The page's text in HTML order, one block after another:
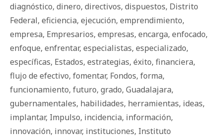
diagnóstico, dinero, directivos, dispuestos, Distrito
Federal, eficiencia, ejecución, emprendimiento,
empresa, Empresarios, empresas, encarga, enfocado,
enfoque, enfrentar, especialistas, especializado,
específicas, Estados, estrategias, éxito, financiera,
flujo de efectivo, fomentar, Fondos, forma,
funcionamiento, futuro, grado, Guadalajara,
gubernamentales, habilidades, herramientas, ideas,
implantar, Impulso, incidencia, información,
innovación, innovar, instituciones, Instituto